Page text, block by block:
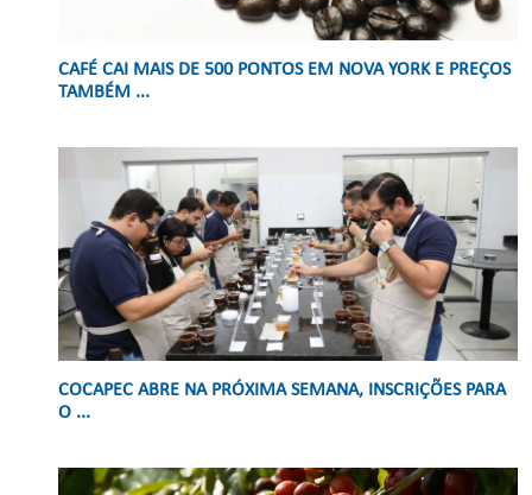
CAFÉ CAI MAIS DE 500 PONTOS EM NOVA YORK E PREÇOS
TAMBÉM ...
COCAPEC ABRE NA PRÓXIMA SEMANA, INSCRIÇÕES PARA
O ...